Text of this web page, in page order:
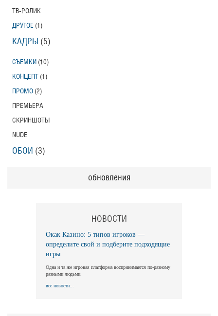
ТВ-РОЛИК
ДРУГОЕ (1)
КАДРЫ (5)
СЪЕМКИ (10)
КОНЦЕПТ (1)
ПРОМО (2)
ПРЕМЬЕРА
СКРИНШОТЫ
NUDE
ОБОИ (3)
обновления
НОВОСТИ
Окак Казино: 5 типов игроков —
определите свой и подберите подходящие
игры
Одна и та же игровая платформа воспринимается по-разному
разными людьми.
все новости...